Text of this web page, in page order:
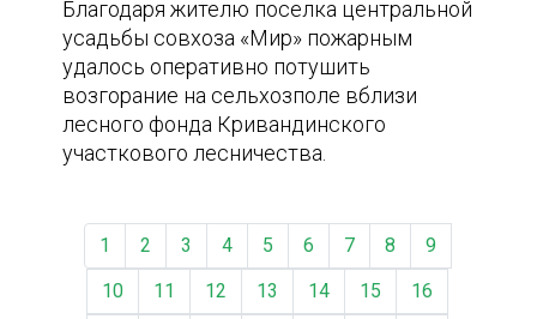
Благодаря жителю поселка центральной
усадьбы совхоза «Мир» пожарным
удалось оперативно потушить
возгорание на сельхозполе вблизи
лесного фонда Кривандинского
участкового лесничества.
1 2 3 4 5 6 7 8
9
10
11 12 13 14 15
16